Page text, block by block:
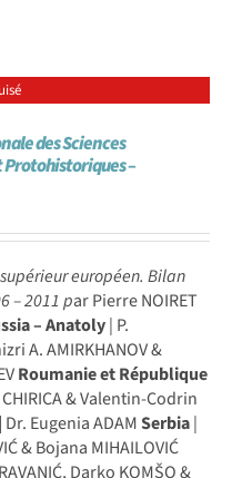
des Sciences
–
européen. Bilan
– 2011 par Pierre NOIRET
– Anatoly| P.
A. AMIRKHANOV &
Roumanie et République
& Valentin-Codrin
Dr. Eugenia ADAMSerbia|
& Bojana MIHAILOVIĆ
Darko KOMŠO &